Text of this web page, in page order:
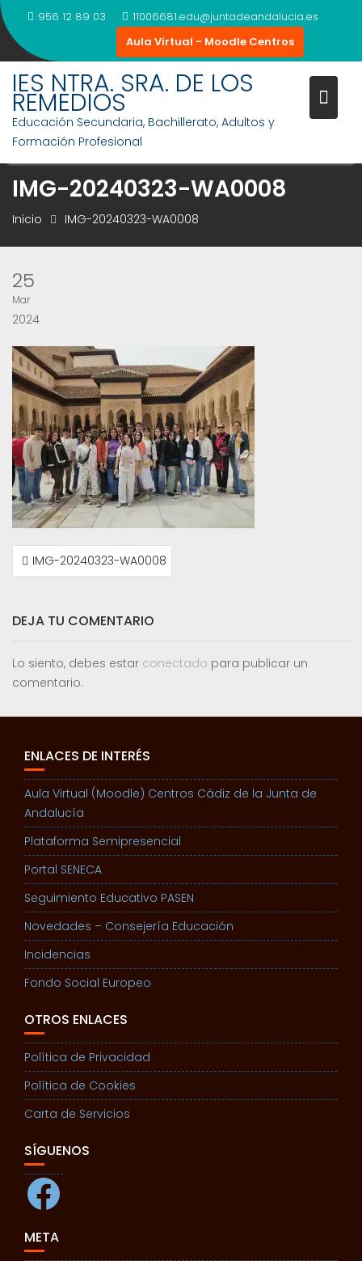
Saltar
al
contenido
956 12 89 03
11006681.edu@juntadeandalucia.es
Aula Virtual - Moodle Centros
IES NTRA. SRA. DE LOS
REMEDIOS
Educación Secundaria, Bachillerato, Adultos y
Formación Profesional
IMG-20240323-WA0008
Inicio IMG-20240323-WA0008
25
Mar
2024
NAVEGACIÓN
DEIMG-20240323-WA0008
DEJA TU COMENTARIO
Lo siento, debes estar conectado para publicar un
comentario.
ENLACES DE INTERÉS
Aula Virtual (Moodle) Centros Cádiz de la Junta de
Andalucía
Plataforma Semipresencial
Portal SENECA
Seguimiento Educativo PASEN
Novedades – Consejería Educación
Incidencias
Fondo Social Europeo
OTROS ENLACES
Política de Privacidad
Política de Cookies
Carta de Servicios
SÍGUENOS
Facebook
META